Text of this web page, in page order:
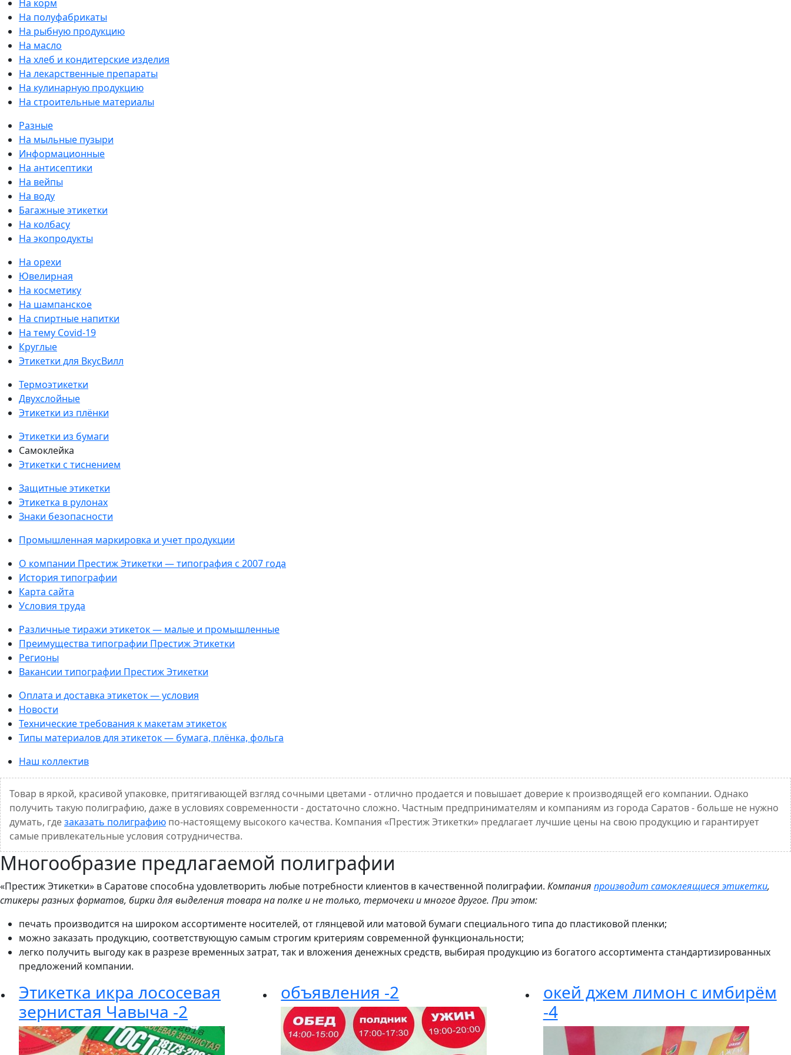
На корм
На полуфабрикаты
На рыбную продукцию
На масло
На хлеб и кондитерские изделия
На лекарственные препараты
На кулинарную продукцию
На строительные материалы
Разные
На мыльные пузыри
Информационные
На антисептики
На вейпы
На воду
Багажные этикетки
На колбасу
На экопродукты
На орехи
Ювелирная
На косметику
На шампанское
На спиртные напитки
На тему Covid-19
Круглые
Этикетки для ВкусВилл
Термоэтикетки
Двухслойные
Этикетки из плёнки
Этикетки из бумаги
Самоклейка
Этикетки с тиснением
Защитные этикетки
Этикетка в рулонах
Знаки безопасности
Промышленная маркировка и учет продукции
О компании Престиж Этикетки — типография с 2007 года
История типографии
Карта сайта
Условия труда
Различные тиражи этикеток — малые и промышленные
Преимущества типографии Престиж Этикетки
Регионы
Вакансии типографии Престиж Этикетки
Оплата и доставка этикеток — условия
Новости
Технические требования к макетам этикеток
Типы материалов для этикеток — бумага, плёнка, фольга
Наш коллектив
Товар в яркой, красивой упаковке, притягивающей взгляд сочными цветами - отлично продается и повышает доверие к производящей его компании. Однако
получить такую полиграфию, даже в условиях современности - достаточно сложно. Частным предпринимателям и компаниям из города Саратов - больше не нужно
думать, гдезаказать полиграфию по-настоящему высокого качества. Компания «Престиж Этикетки» предлагает лучшие цены на свою продукцию и гарантирует
самые привлекательные условия сотрудничества.
Многообразие предлагаемой полиграфии
«Престиж Этикетки» в Саратове способна удовлетворить любые потребности клиентов в качественной полиграфии. Компания производит самоклеящиеся этикетки,
стикеры разных форматов, бирки для выделения товара на полке и не только, термочеки и многое другое. При этом:
печать производится на широком ассортименте носителей, от глянцевой или матовой бумаги специального типа до пластиковой пленки;
можно заказать продукцию, соответствующую самым строгим критериям современной функциональности;
легко получить выгоду как в разрезе временных затрат, так и вложения денежных средств, выбирая продукцию из богатого ассортимента стандартизированных
предложений компании.
Этикетка икра лососевая
зернистая Чавыча -2
объявления -2
окей джем лимон с имбирём
-4